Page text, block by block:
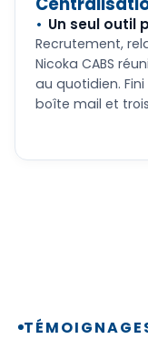
Un seul outil
Recrutement,
Nicoka CABS
au quotidien.
boîte mail et